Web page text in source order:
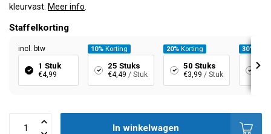
kleurvast. Meer info
Staffelkorting
incl. btw
1 Stuk
€4,99
10% Korting
25 Stuks
€4,49 / Stuk
20% Korting
50 Stuks
€3,99 / Stuk
30%
In winkelwagen